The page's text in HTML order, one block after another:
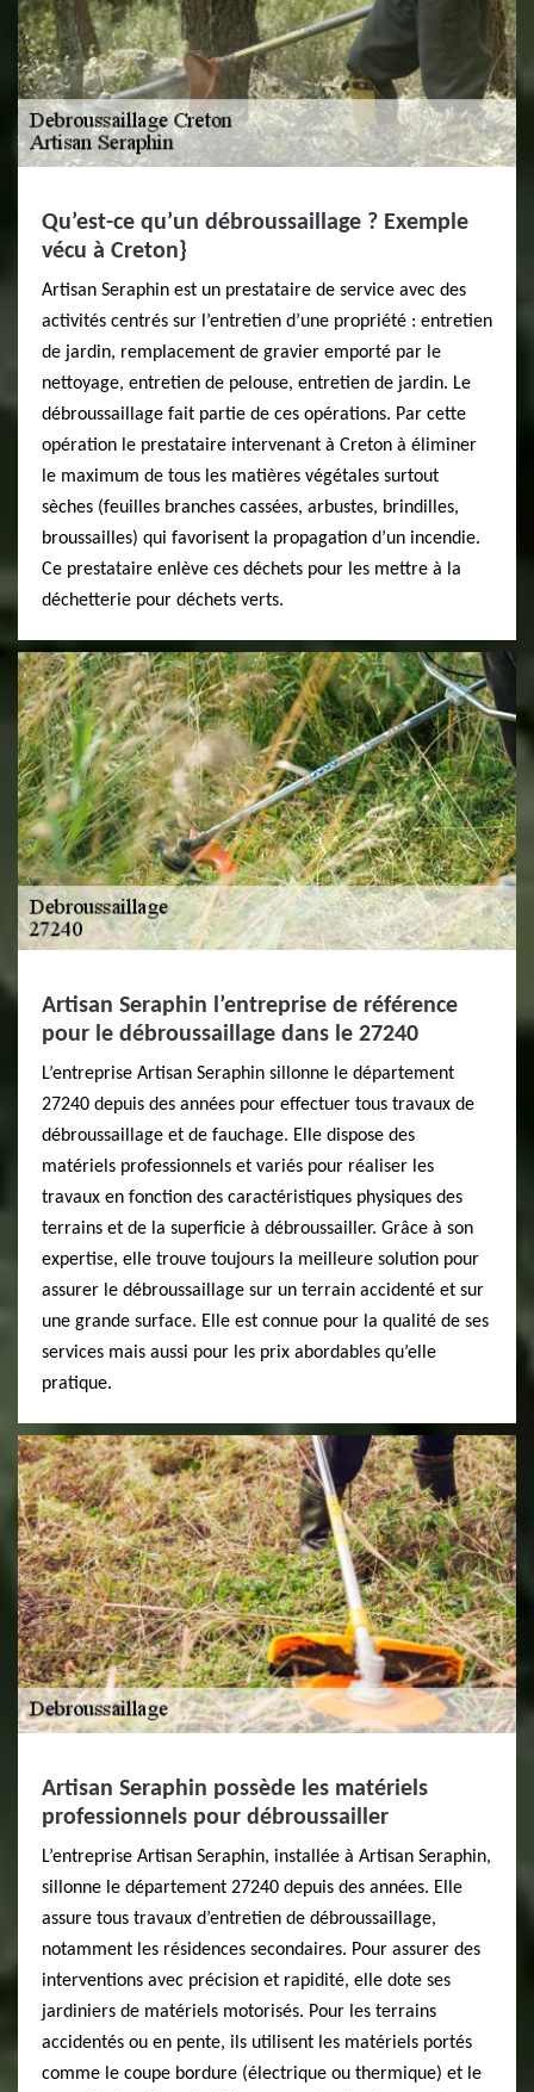
Qu’est-ce qu’un débroussaillage ? Exemple
vécu à Creton}
Artisan Seraphin est un prestataire de service avec des
activités centrés sur l’entretien d’une propriété : entretien
de jardin, remplacement de gravier emporté par le
nettoyage, entretien de pelouse, entretien de jardin. Le
débroussaillage fait partie de ces opérations. Par cette
opération le prestataire intervenant à Creton à éliminer
le maximum de tous les matières végétales surtout
sèches (feuilles branches cassées, arbustes, brindilles,
broussailles) qui favorisent la propagation d’un incendie.
Ce prestataire enlève ces déchets pour les mettre à la
déchetterie pour déchets verts.
Artisan Seraphin l’entreprise de référence
pour le débroussaillage dans le 27240
L’entreprise Artisan Seraphin sillonne le département
27240 depuis des années pour effectuer tous travaux de
débroussaillage et de fauchage. Elle dispose des
matériels professionnels et variés pour réaliser les
travaux en fonction des caractéristiques physiques des
terrains et de la superficie à débroussailler. Grâce à son
expertise, elle trouve toujours la meilleure solution pour
assurer le débroussaillage sur un terrain accidenté et sur
une grande surface. Elle est connue pour la qualité de ses
services mais aussi pour les prix abordables qu’elle
pratique.
Artisan Seraphin possède les matériels
professionnels pour débroussailler
L’entreprise Artisan Seraphin, installée à Artisan Seraphin,
sillonne le département 27240 depuis des années. Elle
assure tous travaux d’entretien de débroussaillage,
notamment les résidences secondaires. Pour assurer des
interventions avec précision et rapidité, elle dote ses
jardiniers de matériels motorisés. Pour les terrains
accidentés ou en pente, ils utilisent les matériels portés
comme le coupe bordure (électrique ou thermique) et le